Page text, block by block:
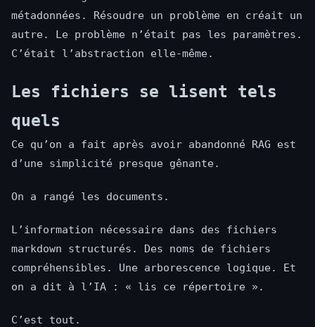
métadonnées. Résoudre un problème en créait un
autre. Le problème n’était pas les paramètres.
C’était l’abstraction elle-même.
Les fichiers se lisent tels
quels
Ce qu’on a fait après avoir abandonné RAG est
d’une simplicité presque gênante.
On a rangé les documents.
L’information nécessaire dans des fichiers
markdown structurés. Des noms de fichiers
compréhensibles. Une arborescence logique. Et
on a dit à l’IA : « lis ce répertoire ».
C’est tout.